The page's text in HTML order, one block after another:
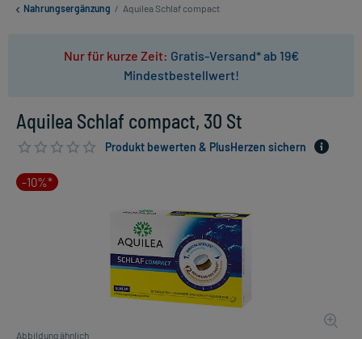
Nahrungsergänzung / Aquilea Schlaf compact
Nur für kurze Zeit: Gratis-Versand* ab 19€
Mindestbestellwert!
Aquilea Schlaf compact, 30 St
Produkt bewerten & PlusHerzen sichern
-10%*
Abbildung ähnlich